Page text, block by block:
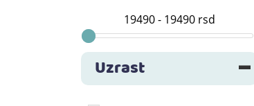
Uzrast